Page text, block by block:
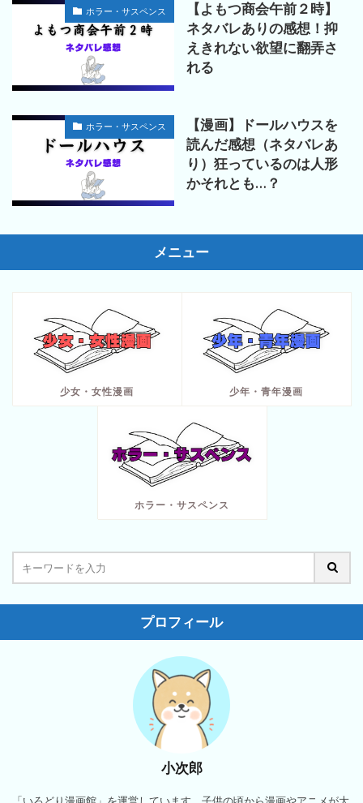
ホラー・サスペンス
【よもつ商会午前２時】
ネタバレありの感想！抑
えきれない欲望に翻弄さ
れる
ホラー・サスペンス
【漫画】ドールハウスを
読んだ感想（ネタバレあ
り）狂っているのは人形
かそれとも…？
メニュー
少女・女性漫画 少年・青年漫画
ホラー・サスペンス
プロフィール
小次郎